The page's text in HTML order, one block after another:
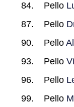
Pello
Pello
Pello
Pello
Pello
Pello